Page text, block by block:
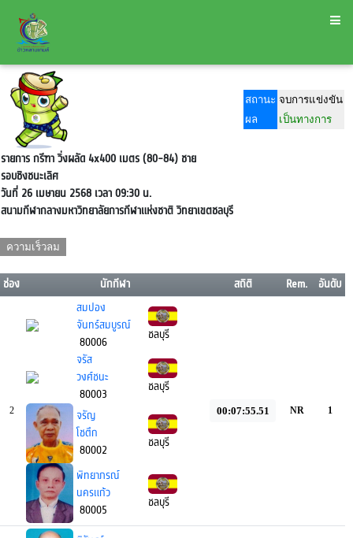
สถานะ จบการแข่งขัน
ผล
เป็นทางการ
รายการ กรีฑา วิ่งผลัด 4x400 เมตร (80-84) ชาย
รอบชิงชนะเลิศ
วันที่ 26 เมษายน 2568 เวลา 09:30 น.
สนามกีฬากลางมหาวิทยาลัยการกีฬาแห่งชาติ วิทยาเขตชลบุรี
ความเร็วลม
ช่อง นักกีฬา สถิติ Rem. อันดับ
2
สมปอง
จันทร์สมบูรณ์
80006
ชลบุรี
จรัส
วงศ์ชนะ
80003
ชลบุรี
จรัญ
โชตึก
80002
ชลบุรี
พิทยาภรณ์
นครแก้ว
80005
ชลบุรี
00:07:55.51 NR 1